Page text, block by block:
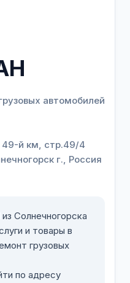
автомобилей
49-й км, стр.49/4
г., Россия
Солнечногорска
и товары в
грузовых
по адресу